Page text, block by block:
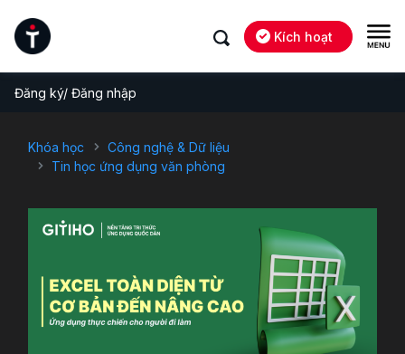
Kích hoạt
Đăng ký/ Đăng nhập
Khóa học
Công nghệ & Dữ liệu
Tin học ứng dụng văn phòng